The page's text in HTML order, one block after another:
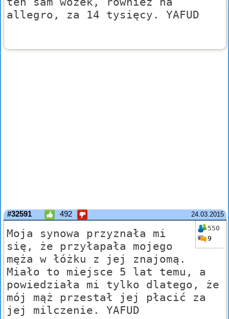
allegro, za 14 tysięcy. YAFUD
24.03.2015
#32591 492
550
9
Moja synowa przyznała mi
się, że przyłapała mojego
męża w łóżku z jej znajomą.
Miało to miejsce 5 lat temu, a
powiedziała mi tylko dlatego, że
mój mąż przestał jej płacić za
jej milczenie. YAFUD